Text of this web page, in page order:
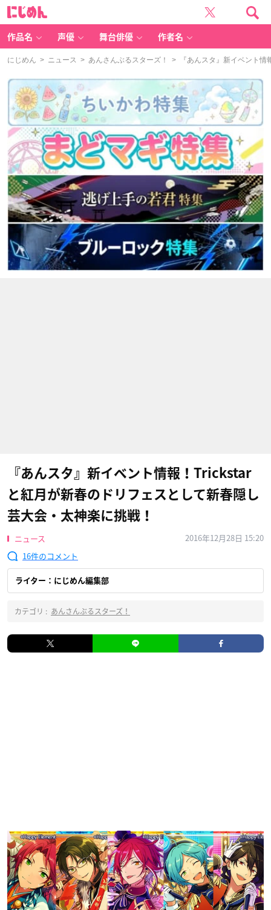
作品名 声優 舞台俳優 作者名
にじめん > ニュース > あんさんぶるスターズ！ > 『あんスタ』新イベント情
『あんスタ』新イベント情報！Trickstar
と紅月が新春のドリフェスとして新春隠し
芸大会・太神楽に挑戦！
ニュース
2016年12月28日 15:20
16
ライター：にじめん編集部
カテゴリ : あんさんぶるスターズ！